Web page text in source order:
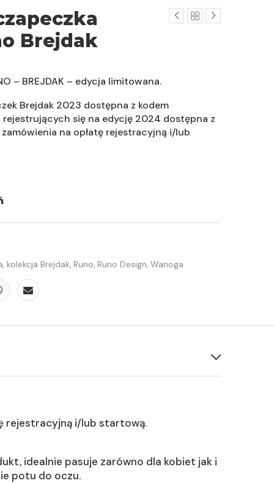
Brejdak
– BREJDAK – edycja limitowana.
Brejdak 2023 dostępna z kodem
się na edycję 2024 dostępna z
na opłatę rejestracyjną i/lub
, kolekcja Brejdak, Runo, Runo Design, Wanoga
rejestracyjną i/lub startową.
idealnie pasuje zarówno dla kobiet jak i
potu do oczu.